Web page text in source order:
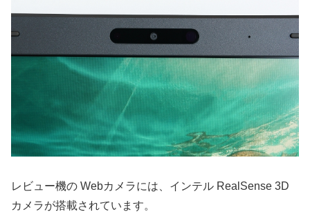
レビュー機の Webカメラには、インテル RealSense 3D
カメラが搭載されています。